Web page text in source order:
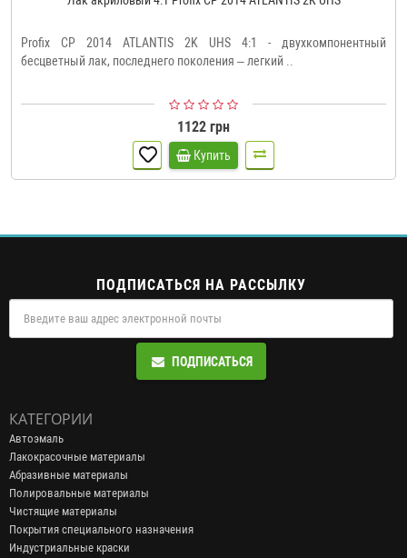
Profix CP 2014 ATLANTIS 2K UHS 4:1 - двухкомпонентный
бесцветный лак, последнего поколения – легкий ..
1122 грн
Купить
ПОДПИСАТЬСЯ НА РАССЫЛКУ
ПОДПИСАТЬСЯ
КАТЕГОРИИ
Автоэмаль
Лакокрасочные материалы
Абразивные материалы
Полировальные материалы
Чистящие материалы
Покрытия специального назначения
Индустриальные краски